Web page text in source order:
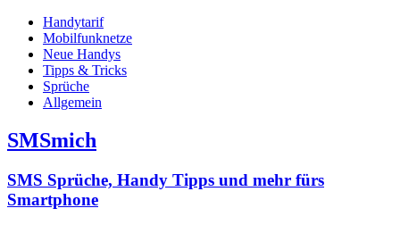
Handytarif
Mobilfunknetze
Neue Handys
Tipps & Tricks
Sprüche
Allgemein
SMSmich
SMS Sprüche, Handy Tipps und mehr fürs
Smartphone